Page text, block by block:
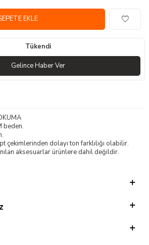
EKLE
Tükendi
Gelince Haber Ver
beden.
çekimlerinden dolayı ton farklılığı olabilir.
aksesuarlar ürünlere dahil değildir.